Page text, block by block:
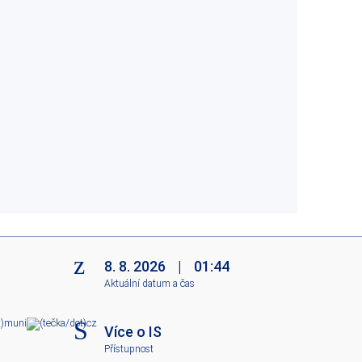
muni cz
8. 8. 2026 | 01:44
Aktuální datum a čas
Více o IS
Přístupnost